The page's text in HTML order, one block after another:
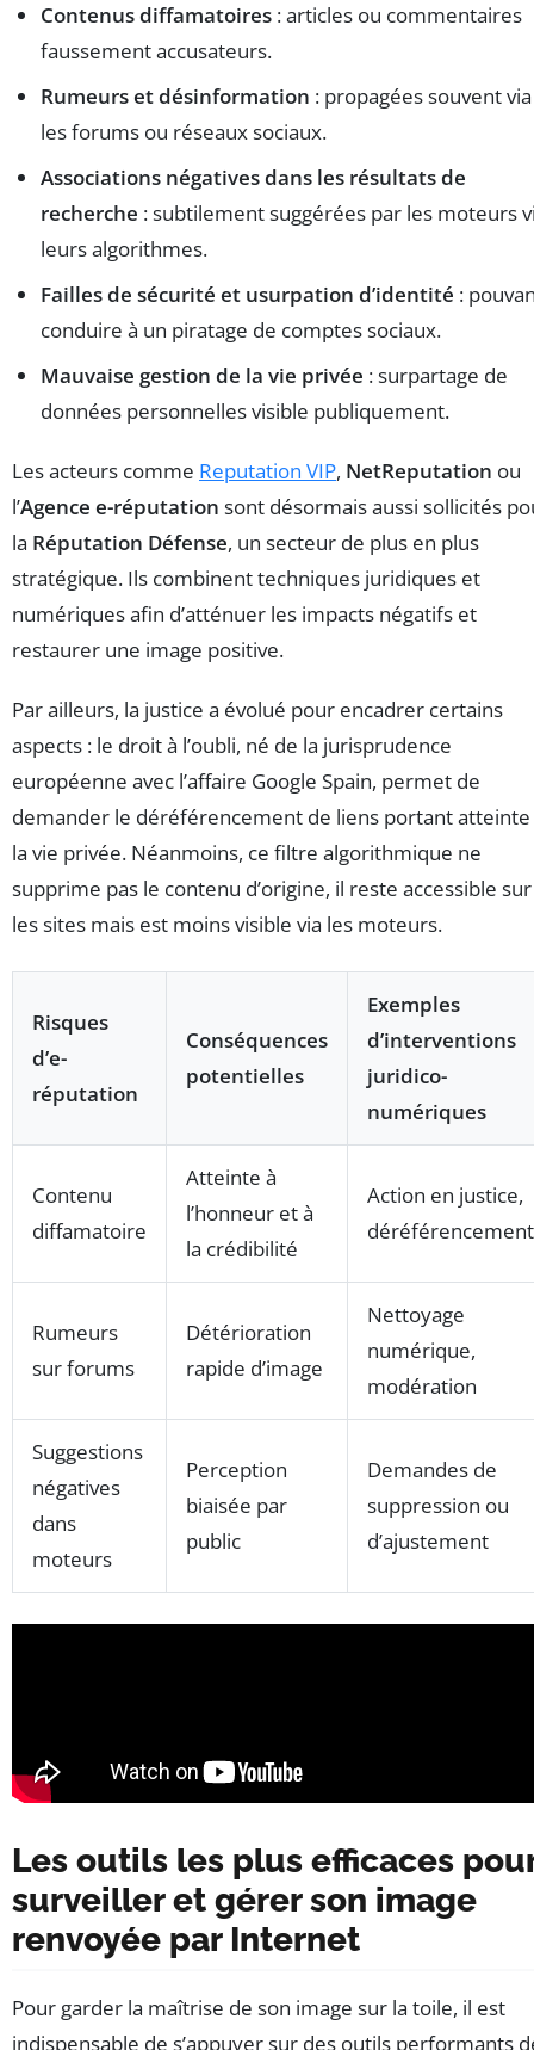
Contenus diffamatoires : articles ou commentaires
faussement accusateurs.
Rumeurs et désinformation : propagées souvent via
les forums ou réseaux sociaux.
Associations négatives dans les résultats de
recherche : subtilement suggérées par les moteurs
leurs algorithmes.
Failles de sécurité et usurpation d’identité :
conduire à un piratage de comptes sociaux.
Mauvaise gestion de la vie privée : surpartage de
données personnelles visible publiquement.
Les acteurs comme Reputation VIP, NetReputation ou
l’Agence e-réputation sont désormais aussi sollicités
la Réputation Défense, un secteur de plus en plus
stratégique. Ils combinent techniques juridiques et
numériques afin d’atténuer les impacts négatifs et
restaurer une image positive.
Par ailleurs, la justice a évolué pour encadrer certains
aspects : le droit à l’oubli, né de la jurisprudence
européenne avec l’affaire Google Spain, permet de
demander le déréférencement de liens portant atteinte
la vie privée. Néanmoins, ce filtre algorithmique ne
supprime pas le contenu d’origine, il reste accessible sur
les sites mais est moins visible via les moteurs.
Risques
d’e-
réputation
Conséquences
potentielles
Exemples
d’interventions
juridico-
numériques
Contenu
diffamatoire
Atteinte à
l’honneur et à
la crédibilité
Action en justice,
déréférencement
Rumeurs
sur forums
Détérioration
rapide d’image
Nettoyage
numérique,
modération
Suggestions
négatives
dans
moteurs
Perception
biaisée par
public
Demandes de
suppression ou
d’ajustement
Les outils les plus efficaces
surveiller et gérer son image
renvoyée par Internet
Pour garder la maîtrise de son image sur la toile, il est
indispensable de s’appuyer sur des outils performants